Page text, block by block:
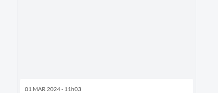
01 MAR 2024 - 11h03